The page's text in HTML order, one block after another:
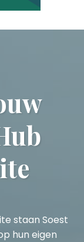
staan Soest
hun eigen